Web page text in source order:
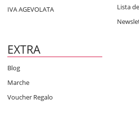
IVA AGEVOLATA
Lista
EXTRA
Blog
Marche
Voucher Regalo